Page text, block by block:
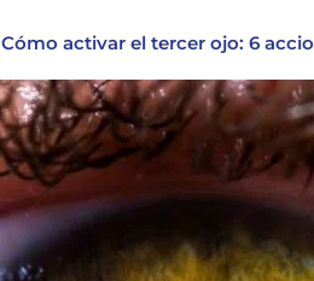
Cómo activar el tercer ojo: 6